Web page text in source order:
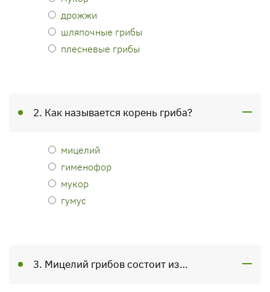
дрожжи
шляпочные грибы
плесневые грибы
2. Как называется корень гриба?
мицелий
гименофор
мукор
гумус
3. Мицелий грибов состоит из…